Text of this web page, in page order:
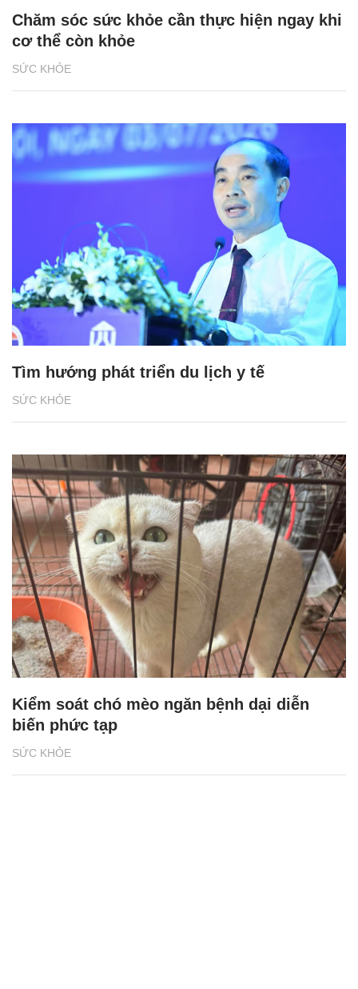
SỨC KHỎE
Chăm sóc sức khỏe cần thực hiện ngay khi
cơ thể còn khỏe
SỨC KHỎE
Tìm hướng phát triển du lịch y tế
SỨC KHỎE
Kiểm soát chó mèo ngăn bệnh dại diễn
biến phức tạp